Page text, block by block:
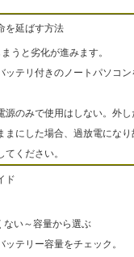
を延ばす方法
うと劣化が進みます。
ッテリ付きのノートパソコ
のみで使用はしない。外
まにした場合、過放電にな
ください。
ド
ない～容量から選ぶ
テリー容量をチェック。